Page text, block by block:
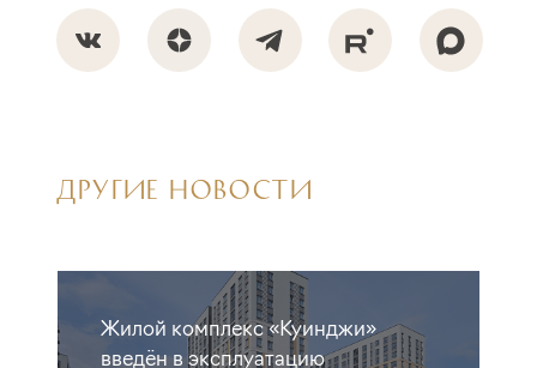
ДРУГИЕ НОВОСТИ
Жилой комплекс «Куинджи»
введён в эксплуатацию